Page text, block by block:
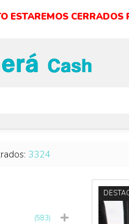
ESTAREMOS
3324
(583)